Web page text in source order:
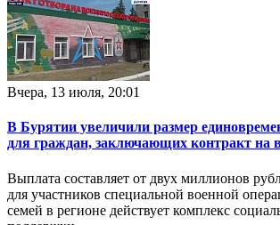
Вчера, 13 июля, 20:01
В Бурятии увеличили размер
для граждан, заключающих контракт на
Выплата составляет от двух миллионов
для участников специальной военной
семей в регионе действует комплекс